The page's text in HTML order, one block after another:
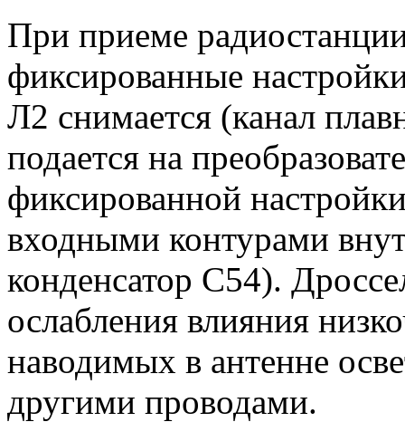
При приеме
фиксированные
Л2 снимается (канал
подается на
фиксированной
входными контурами
конденсатор С54).
ослабления влияния
наводимых в антенне
другими проводами.